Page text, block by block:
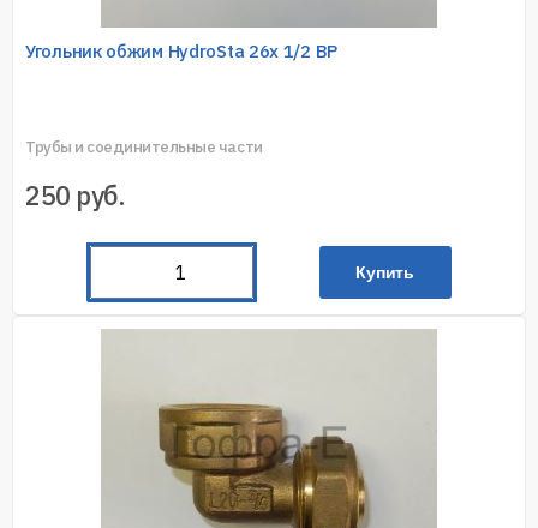
Угольник обжим HydroSta 26х 1/2 ВР
Трубы и соединительные части
250 руб.
Купить